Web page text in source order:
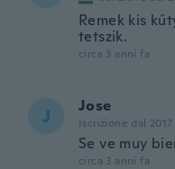
Remek kis
tetszik.
circa 3 anni fa
J Jose
Iscrizione dal 2017
Se ve muy
circa 3 anni fa